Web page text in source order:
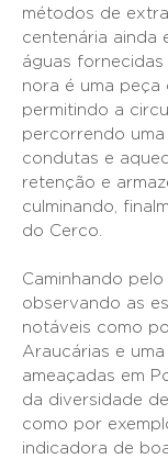
métodos de
centenária ainda
águas fornecidas
nora é uma peça
permitindo a
percorrendo
condutas e
retenção e
culminando,
do Cerco.
Caminhando
observando as
notáveis como
Araucárias e
ameaçadas em
da diversidade
como por
indicadora de